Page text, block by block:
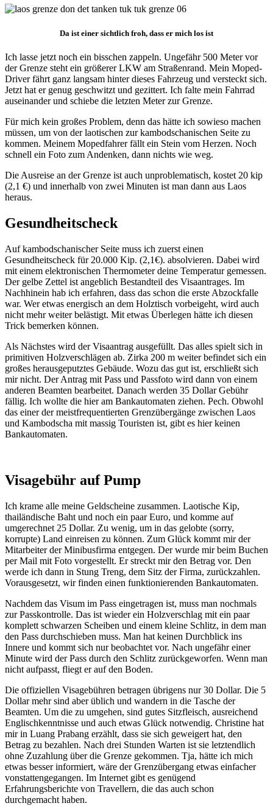
Da ist einer sichtlich froh, dass er mich los ist
Ich lasse jetzt noch ein bisschen zappeln. Ungefähr 500 Meter vor
der Grenze steht ein größerer LKW am Straßenrand. Mein Moped-
Driver fährt ganz langsam hinter dieses Fahrzeug und versteckt sich.
Jetzt hat er genug geschwitzt und gezittert. Ich falte mein Fahrrad
auseinander und schiebe die letzten Meter zur Grenze.
Für mich kein großes Problem, denn das hätte ich sowieso machen
müssen, um von der laotischen zur kambodschanischen Seite zu
kommen. Meinem Mopedfahrer fällt ein Stein vom Herzen. Noch
schnell ein Foto zum Andenken, dann nichts wie weg.
Die Ausreise an der Grenze ist auch unproblematisch, kostet 20 kip
(2,1 €) und innerhalb von zwei Minuten ist man dann aus Laos
heraus.
Gesundheitscheck
Auf kambodschanischer Seite muss ich zuerst einen
Gesundheitscheck für 20.000 Kip. (2,1€). absolvieren. Dabei wird
mit einem elektronischen Thermometer deine Temperatur gemessen.
Der gelbe Zettel ist angeblich Bestandteil des Visaantrages. Im
Nachhinein hab ich erfahren, dass das schon die erste Abzockfalle
war. Wer etwas energisch an dem Holztisch vorbeigeht, wird auch
nicht mehr weiter belästigt. Mit etwas Überlegen hätte ich diesen
Trick bemerken können.
Als Nächstes wird der Visaantrag ausgefüllt. Das alles spielt sich in
primitiven Holzverschlägen ab. Zirka 200 m weiter befindet sich ein
großes herausgeputztes Gebäude. Wozu das gut ist, erschließt sich
mir nicht. Der Antrag mit Pass und Passfoto wird dann von einem
anderen Beamten bearbeitet. Danach werden 35 Dollar Gebühr
fällig. Ich wollte die hier am Bankautomaten ziehen. Pech. Obwohl
das einer der meistfrequentierten Grenzübergänge zwischen Laos
und Kambodscha mit massig Touristen ist, gibt es hier keinen
Bankautomaten.
Visagebühr auf Pump
Ich krame alle meine Geldscheine zusammen. Laotische Kip,
thailändische Baht und noch ein paar Euro, und komme auf
umgerechnet 25 Dollar. Zu wenig, um in das gelobte (sorry,
korrupte) Land einreisen zu können. Zum Glück kommt mir der
Mitarbeiter der Minibusfirma entgegen. Der wurde mir beim Buchen
per Mail mit Foto vorgestellt. Er streckt mir den Betrag vor. Den
werde ich dann in Stung Treng, dem Sitz der Firma, zurückzahlen.
Vorausgesetzt, wir finden einen funktionierenden Bankautomaten.
Nachdem das Visum im Pass eingetragen ist, muss man nochmals
zur Passkontrolle. Das ist wieder ein Holzverschlag mit ein paar
komplett schwarzen Scheiben und einem kleine Schlitz, in dem man
den Pass durchschieben muss. Man hat keinen Durchblick ins
Innere und kommt sich nur beobachtet vor. Nach ungefähr einer
Minute wird der Pass durch den Schlitz zurückgeworfen. Wenn man
nicht aufpasst, fliegt er auf den Boden.
Die offiziellen Visagebühren betragen übrigens nur 30 Dollar. Die 5
Dollar mehr sind aber üblich und wandern in die Tasche der
Beamten. Um die zu umgehen, sind gutes Sitzfleisch, ausreichend
Englischkenntnisse und auch etwas Glück notwendig. Christine hat
mir in Luang Prabang erzählt, dass sie sich geweigert hat, den
Betrag zu bezahlen. Nach drei Stunden Warten ist sie letztendlich
ohne Zuzahlung über die Grenze gekommen. Tja, hätte ich mich
etwas besser informiert, wäre der Grenzübergang etwas einfacher
vonstattengegangen. Im Internet gibt es genügend
Erfahrungsberichte von Travellern, die das auch schon
durchgemacht haben.